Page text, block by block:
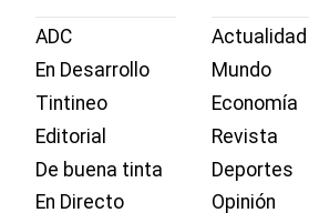
ADC
En Desarrollo
Tintineo
Editorial
De buena tinta
En Directo
Actualidad
Mundo
Economía
Revista
Deportes
Opinión